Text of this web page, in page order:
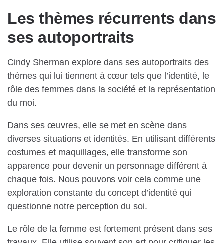
Les thèmes récurrents dans
ses autoportraits
Cindy Sherman explore dans ses autoportraits des
thèmes qui lui tiennent à cœur tels que l’identité, le
rôle des femmes dans la société et la représentation
du moi.
Dans ses œuvres, elle se met en scène dans
diverses situations et identités. En utilisant différents
costumes et maquillages, elle transforme son
apparence pour devenir un personnage différent à
chaque fois. Nous pouvons voir cela comme une
exploration constante du concept d’identité qui
questionne notre perception du soi.
Le rôle de la femme est fortement présent dans ses